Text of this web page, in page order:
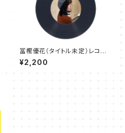
冨樫優花（タイトル未定）レコー
ド型キーホルダー
¥2,200